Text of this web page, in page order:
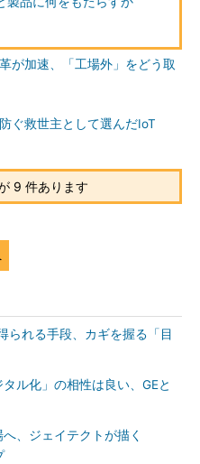
が加速、「工場外」をどう取
ぐ救世主として選んだIoT
9 件あります
られる手段、カギを握る「目
タル化」の相性は良い、GEと
、ジェイテクトが描く